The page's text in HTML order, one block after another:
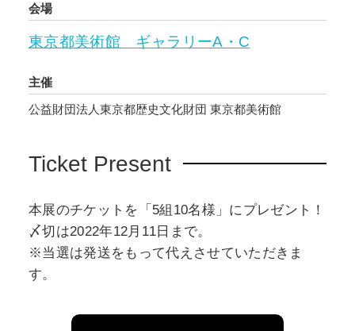
会場
東京都美術館 ギャラリーA・C
主催
公益財団法人東京都歴史文化財団 東京都美術館
Ticket Present
本展のチケットを「5組10名様」にプレゼント！
〆切は2022年12月11日まで。
※当選は発送をもって代えさせていただきま
す。